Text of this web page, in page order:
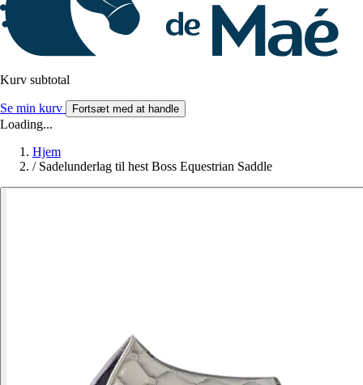
Kurv subtotal
Se min kurv Fortsæt med at handle
Loading...
Hjem
/ Sadelunderlag til hest Boss Equestrian Saddle